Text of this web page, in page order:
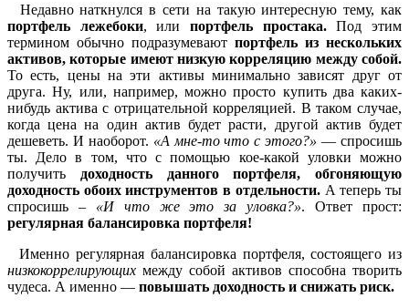
Недавно наткнулся в сети на такую интересную тему, как
портфель лежебоки, илипортфель простака.Под этим
термином обычно подразумевают портфель из нескольких
активов, которые имеют низкую корреляцию между собой.
То есть, цены на эти активы минимально зависят друг от
друга. Ну, или, например, можно просто купить два каких-
нибудь актива с отрицательной корреляцией. В таком случае,
когда цена на один актив будет расти, другой актив будет
дешеветь. И наоборот. «А мне-то что с этого?» — спросишь
ты. Дело в том, что с помощью кое-какой уловки можно
получить доходность данного портфеля, обгоняющую
доходность обоих инструментов в отдельности.А теперь ты
спросишь – «И что же это за уловка?». Ответ прост:
регулярная балансировка портфеля!
Именно регулярная балансировка портфеля, состоящего из
низкокоррелирующих между собой активов способна творить
чудеса. А именно — повышать доходность и снижать риск.